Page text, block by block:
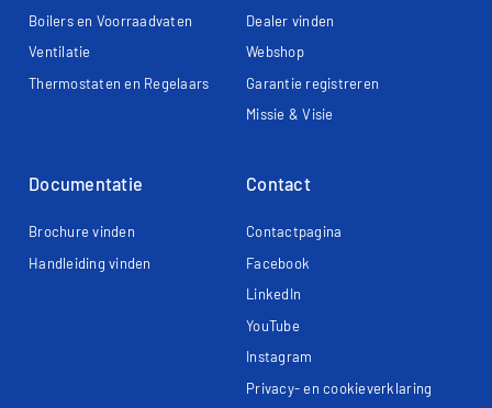
Boilers en Voorraadvaten
Ventilatie
Thermostaten en Regelaars
Dealer vinden
Webshop
Garantie registreren
Missie & Visie
Documentatie
Brochure vinden
Handleiding vinden
Contact
Contactpagina
Facebook
LinkedIn
YouTube
Instagram
Privacy- en cookieverklaring